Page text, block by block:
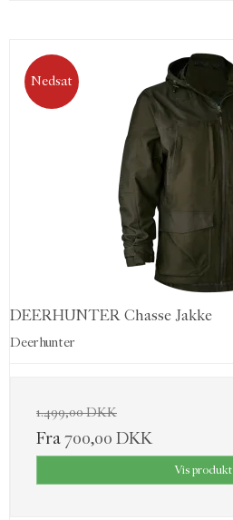
Nedsat
DEERHUNTER Chasse Jakke
Deerhunter
1.499,00 DKK
Fra700,00 DKK
Vis produkt